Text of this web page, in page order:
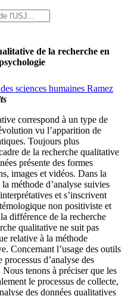
de la recherche en
sciences humaines Ramez
correspond à un type de
vu l’apparition de
Toujours plus
de la recherche qualitative
présente des formes
images et vidéos. Dans la
méthode d’analyse suivies
et s’inscrivent
non positiviste et
différence de la recherche
qualitative ne suit pas
relative à la méthode
Concernant l’usage des outils
d’analyse des
tenons à préciser que les
le processus de collecte,
des données qualitatives